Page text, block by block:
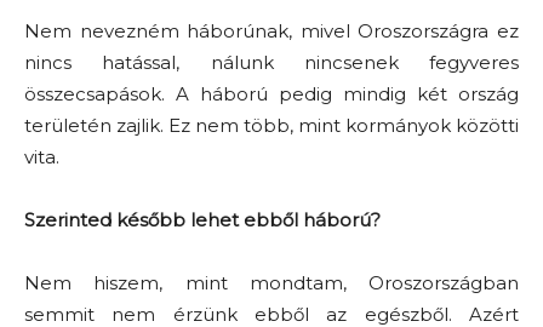
Nem nevezném háborúnak, mivel Oroszországra ez
nincs hatással, nálunk nincsenek fegyveres
összecsapások. A háború pedig mindig két ország
területén zajlik. Ez nem több, mint kormányok közötti
vita.
Szerinted később lehet ebből háború?
Nem hiszem, mint mondtam, Oroszországban
semmit nem érzünk ebből az egészből. Azért